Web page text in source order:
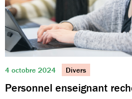
4 octobre 2024 Divers
Personnel enseignant